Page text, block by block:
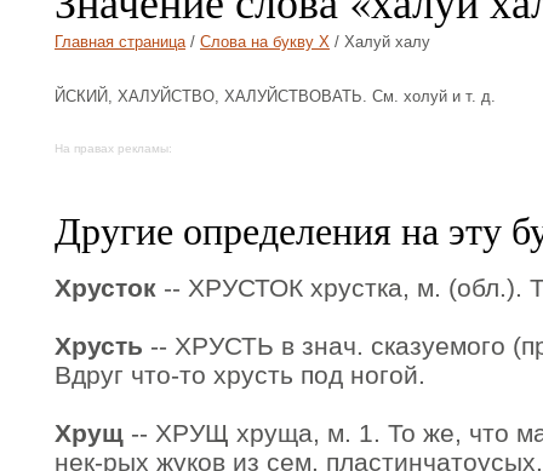
Главная страница/ Слова на букву Х / Халуй халу
ЙСКИЙ, ХАЛУЙСТВО, ХАЛУЙСТВОВАТЬ. См. холуй и т. д.
На правах рекламы:
Другие определения на эту
Хрусток -- ХРУСТОК хрустка, м. (обл.).
Хрусть -- ХРУСТЬ в знач. сказуемого
Вдруг что-то хрусть под ногой.
Хрущ -- ХРУЩ хруща, м. 1. То же, что
нек-рых жуков из сем.